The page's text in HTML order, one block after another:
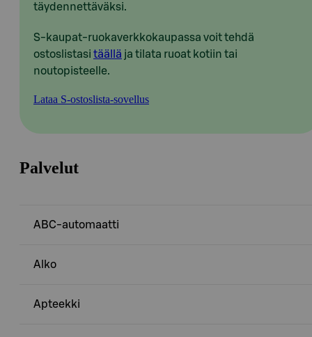
täydennettäväksi.
S-kaupat-ruokaverkkokaupassa voit tehdä
ostoslistasi täällä ja tilata ruoat kotiin tai
noutopisteelle.
Lataa S-ostoslista-sovellus
Palvelut
ABC-automaatti
Alko
Apteekki